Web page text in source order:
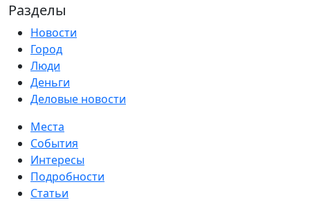
Разделы
Новости
Город
Люди
Деньги
Деловые новости
Места
События
Интересы
Подробности
Статьи